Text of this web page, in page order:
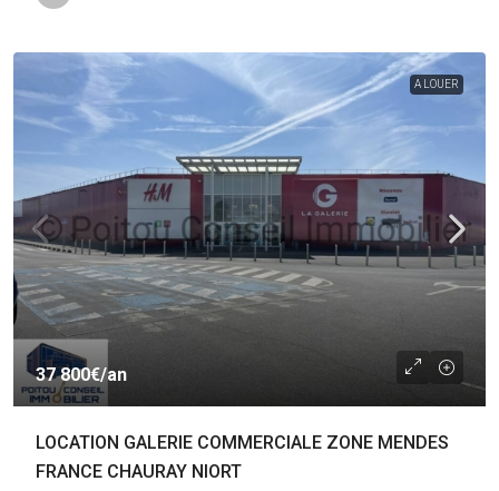
A LOUER
37 800€/an
LOCATION GALERIE COMMERCIALE ZONE MENDES
FRANCE CHAURAY NIORT